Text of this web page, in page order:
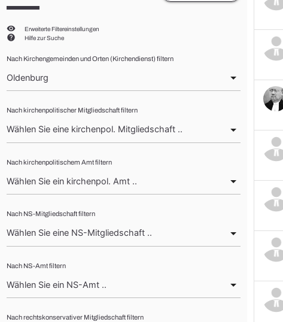
visibility Erweiterte Filtereinstellungen
help Hilfe zur Suche
Nach Kirchengemeinden und Orten (Kirchendienst) filtern
Nach kirchenpolitischer Mitgliedschaft filtern
Nach kirchenpolitischem Amt filtern
Nach NS-Mitgliedschaft filtern
Nach NS-Amt filtern
Nach rechtskonservativer Mitgliedschaft filtern